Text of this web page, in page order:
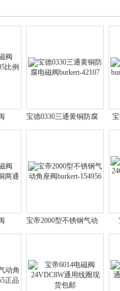
比
宝德0330三通黄铜防腐
电磁阀burkert-42107
两
宝帝2000型不锈钢气动
角座阀burkert-154956